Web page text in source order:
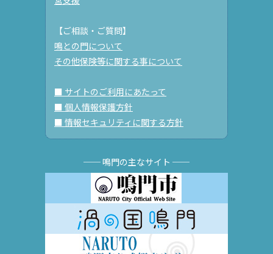
【ご相談・ご質問】
鳴との門について
その他保険等に関する事について
■ サイトのご利用にあたって
■ 個人情報保護方針
■ 情報セキュリティに関する方針
── 鳴門の主なサイト ──